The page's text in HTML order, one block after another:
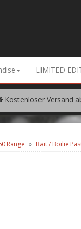
LIMITED
Kostenloser Versand
WARENWERT VON €
Range Bait / Boilie